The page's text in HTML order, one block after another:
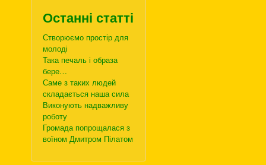
Останні статті
Створюємо простір для
молоді
Така печаль і образа
бере…
Саме з таких людей
складається наша сила
Виконують надважливу
роботу
Громада попрощалася з
воїном Дмитром Пілатом